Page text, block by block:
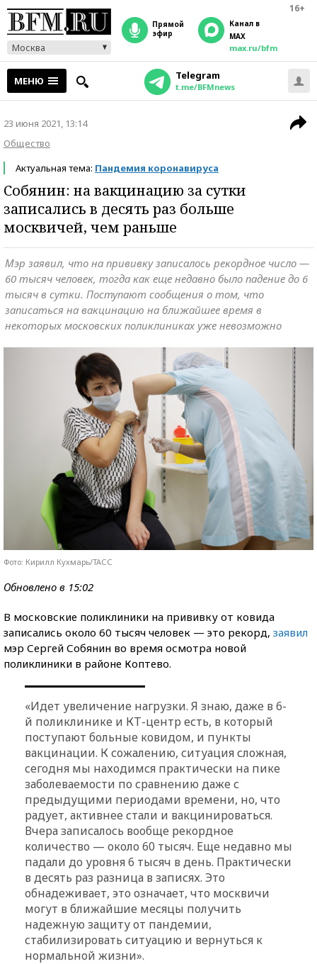
16+
Москва
прямой
эфир
Канал в
MAX
max.ru/bfm
МЕНЮ Telegram
t.me/BFMnews
23 июня 2021, 13:14
Общество
Актуальная тема: Пандемия коронавируса
Собянин: на вакцинацию за сутки
записались в десять раз больше
москвичей, чем раньше
Мэр заявил, что на прививку записалось рекордное число —
60 тысяч человек, тогда как еще недавно было падение до 6
тысяч в сутки. Поступают сообщения о том, что
записаться на вакцинацию на ближайшее время в
некоторых московских поликлиниках уже невозможно
Фото: Кирилл Кухмарь/ТАСС
Обновлено в 15:02
В московские поликлиники на прививку от ковида
записались около 60 тысяч человек — это рекорд, заявил
мэр Сергей Собянин во время осмотра новой
поликлиники в районе Коптево.
«Идет увеличение нагрузки. Я знаю, даже в 6-
й поликлинике и КТ-центр есть, в который
поступают больные ковидом, и пункты
вакцинации. К сожалению, ситуация сложная,
сегодня мы находимся практически на пике
заболеваемости по сравнению даже с
предыдущими периодами времени, но, что
радует, активнее стали и вакцинироваться.
Вчера записалось вообще рекордное
количество — около 60 тысяч. Еще недавно мы
падали до уровня 6 тысяч в день. Практически
в десять раз разница в записях. Это
обнадеживает, это означает, что москвичи
могут в ближайшие месяцы получить
надежную защиту от пандемии,
стабилизировать ситуацию и вернуться к
нормальной жизни».